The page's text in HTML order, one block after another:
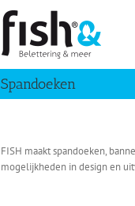
Spandoeken
FISH maakt spandoeken,
mogelijkheden in design en